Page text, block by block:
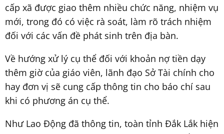
cấp xã được giao thêm nhiều chức năng, nhiệm vụ
mới, trong đó có việc rà soát, làm rõ trách nhiệm
đối với các vấn đề phát sinh trên địa bàn.
Về hướng xử lý cụ thể đối với khoản nợ tiền dạy
thêm giờ của giáo viên, lãnh đạo Sở Tài chính cho
hay đơn vị sẽ cung cấp thông tin cho báo chí sau
khi có phương án cụ thể.
Như Lao Động đã thông tin, toàn tỉnh Đắk Lắk hiện